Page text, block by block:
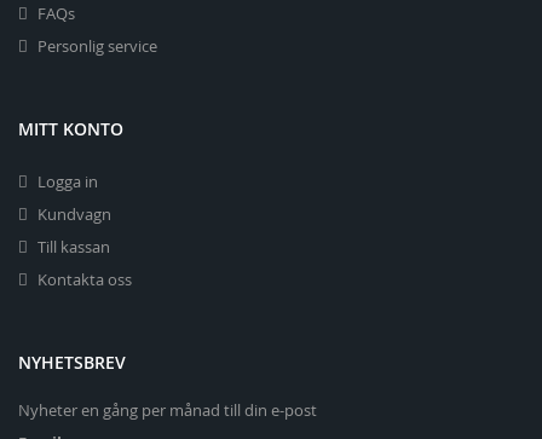
FAQs
Personlig service
MITT KONTO
Logga in
Kundvagn
Till kassan
Kontakta oss
NYHETSBREV
Nyheter en gång per månad till din e-post